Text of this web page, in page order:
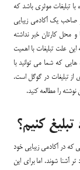
تبلیغات موثری باشد که
صاحب یک آکادمی زیبایی
محل کارتان خبر نداشته
علت تبلیغات با اهمیت
که شما می توانید با
از تبلیغات در گوگل است.
را مطالعه کنید.
کنیم؟
که در آکادمی زیبایی خود
آشنا شوند. اما برای این